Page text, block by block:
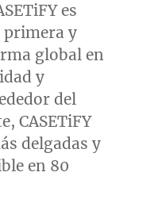
es
primera y
global en
y
del
CASETiFY
delgadas y
en 80